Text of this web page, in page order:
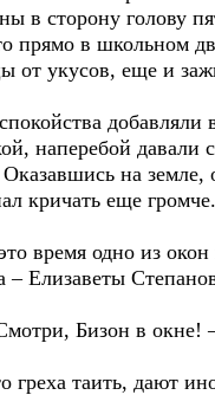
в сторону голову
прямо в школьном
от укусов, еще и
добавляли
наперебой давали
на земле,
кричать еще громче.
время одно из окон
– Елизаветы
Бизон в окне! –
таить, дают